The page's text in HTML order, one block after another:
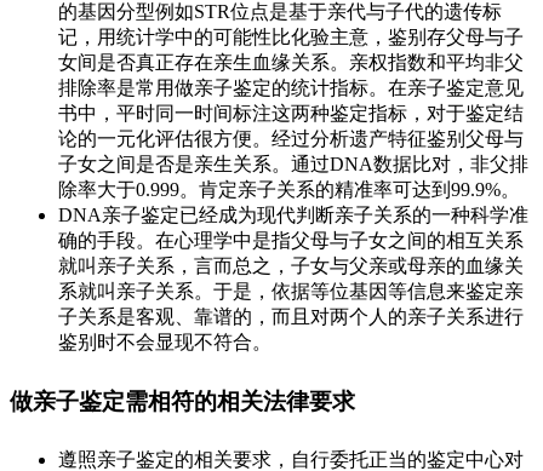
的基因分型例如STR位点是基于亲代与子代的遗传标
记，用统计学中的可能性比化验主意，鉴别存父母与子
女间是否真正存在亲生血缘关系。亲权指数和平均非父
排除率是常用做亲子鉴定的统计指标。在亲子鉴定意见
书中，平时同一时间标注这两种鉴定指标，对于鉴定结
论的一元化评估很方便。经过分析遗产特征鉴别父母与
子女之间是否是亲生关系。通过DNA数据比对，非父排
除率大于0.999。肯定亲子关系的精准率可达到99.9%。
DNA亲子鉴定已经成为现代判断亲子关系的一种科学准
确的手段。在心理学中是指父母与子女之间的相互关系
就叫亲子关系，言而总之，子女与父亲或母亲的血缘关
系就叫亲子关系。于是，依据等位基因等信息来鉴定亲
子关系是客观、靠谱的，而且对两个人的亲子关系进行
鉴别时不会显现不符合。
做亲子鉴定需相符的相关法律要求
遵照亲子鉴定的相关要求，自行委托正当的鉴定中心对